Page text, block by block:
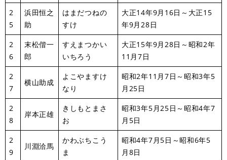
2
5
浜田恒之
助
はまだつねの
すけ
大正14年9月16日～大正15
年9月28日
2
6
末松偕一
郎
すえまつかい
いちろう
大正15年9月28日～昭和2年
11月7日
2
7
横山助成
よこやますけ
なり
昭和2年11月7日～昭和3年5
月25日
2
8
岸本正雄
きしもとまさ
お
昭和3年5月25日～昭和4年7
月5日
2
9
川淵洽馬
かわぶちこう
ま
昭和4年7月5日～昭和6年5
月8日